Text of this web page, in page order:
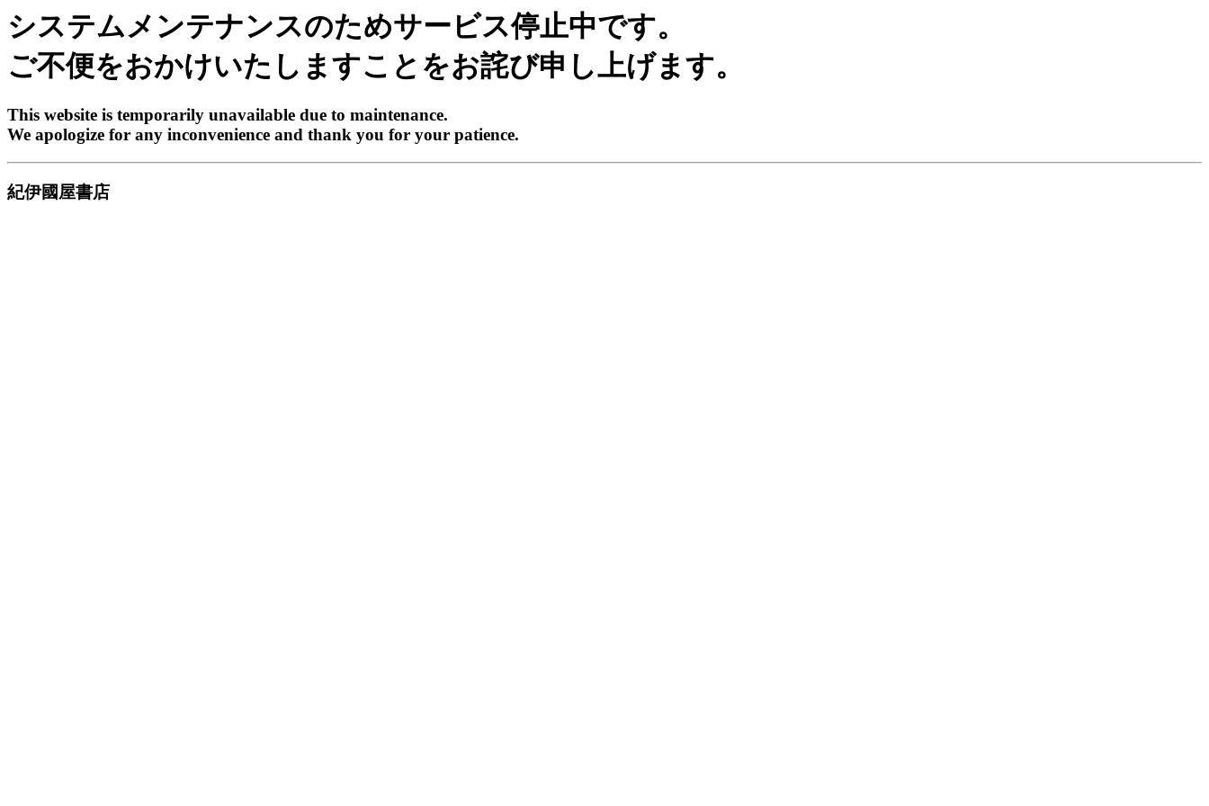
システムメンテナンスのためサービス停止中です。
ご不便をおかけいたしますことをお詫び申し上げます。
This website is temporarily unavailable due to maintenance.
We apologize for any inconvenience and thank you for your patience.
紀伊國屋書店